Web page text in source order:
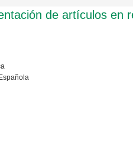
de artículos en